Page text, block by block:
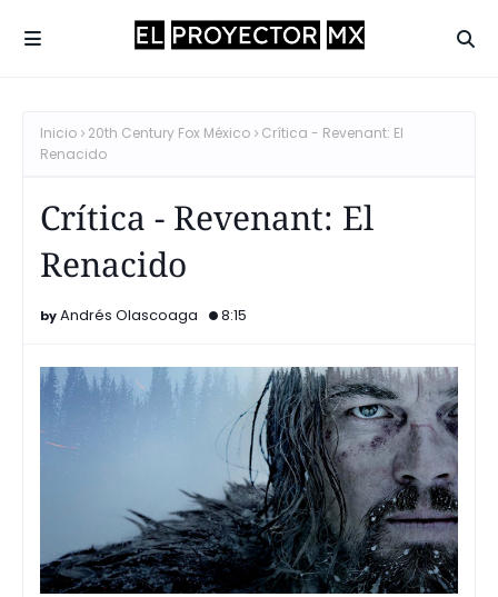
Inicio 20th Century Fox México
Crítica - Revenant: El
Renacido
Crítica - Revenant: El
Renacido
Andrés Olascoaga 8:15